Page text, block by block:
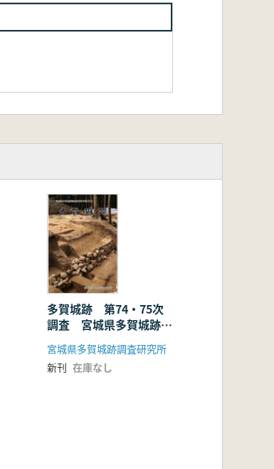
多賀城跡 第74・75次
調査 宮城県多賀城跡調
査研究所年報2003
宮城県多賀城跡調査研究所
新刊 在庫なし